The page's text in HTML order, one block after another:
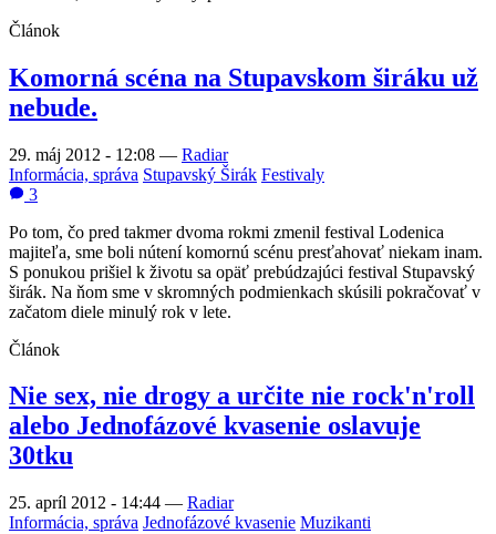
Článok
Komorná scéna na Stupavskom širáku už
nebude.
29. máj 2012 - 12:08 — Radiar
Informácia, správa Stupavský Širák Festivaly
3
Po tom, čo pred takmer dvoma rokmi zmenil festival Lodenica
majiteľa, sme boli nútení komornú scénu presťahovať niekam inam.
S ponukou prišiel k životu sa opäť prebúdzajúci festival Stupavský
širák. Na ňom sme v skromných podmienkach skúsili pokračovať v
začatom diele minulý rok v lete.
Článok
Nie sex, nie drogy a určite nie rock'n'roll
alebo Jednofázové kvasenie oslavuje
30tku
25. apríl 2012 - 14:44 — Radiar
Informácia, správa Jednofázové kvasenie Muzikanti